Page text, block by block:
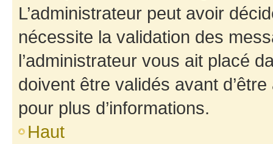
L’administrateur peut avoir
nécessite la validation des
l’administrateur vous ait placé
doivent être validés avant
pour plus d’informations.
Haut